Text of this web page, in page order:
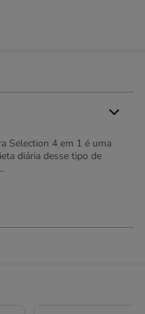
Selection 4 em 1 é uma
diária desse tipo de